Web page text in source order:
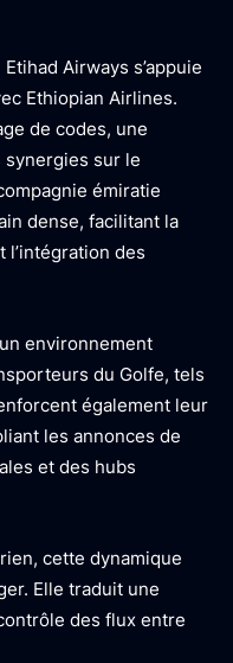
Airways s’appuie
Ethiopian Airlines.
de codes, une
sur le
émiratie
dense, facilitant la
des
environnement
du Golfe, tels
également leur
les annonces de
et des hubs
cette dynamique
Elle traduit une
des flux entre